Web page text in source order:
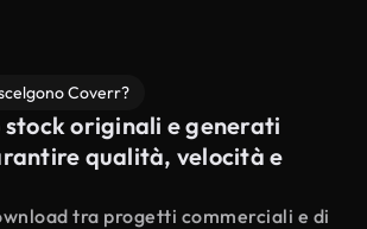
Coverr?
stock originali e generati
qualità, velocità e
tra progetti commerciali e di